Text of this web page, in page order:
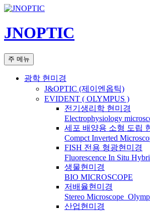
컨
츠
로
너
JNOPTIC
검
색
주 메뉴
광학 현미경
J&OPTIC (제이엔옵틱)
EVIDENT ( OLYMPUS )
전기생리학 현미경
Electrophysiology
세포 배양용 소형 도립
Compct Inverted
FISH 전용 형광현미경
Fluorescence In Situ
생물현미경
BIO MICROSCOPE
저배율현미경
Stereo
산업현미경